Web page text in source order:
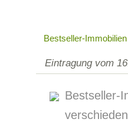
Bestseller-
Eintragung vom
Bestseller-